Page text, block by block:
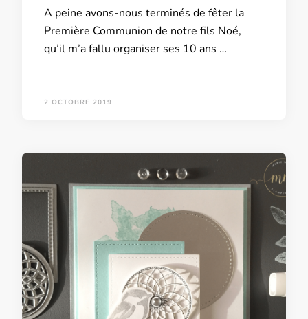
A peine avons-nous terminés de fêter la
Première Communion de notre fils Noé,
qu’il m’a fallu organiser ses 10 ans …
2 OCTOBRE 2019